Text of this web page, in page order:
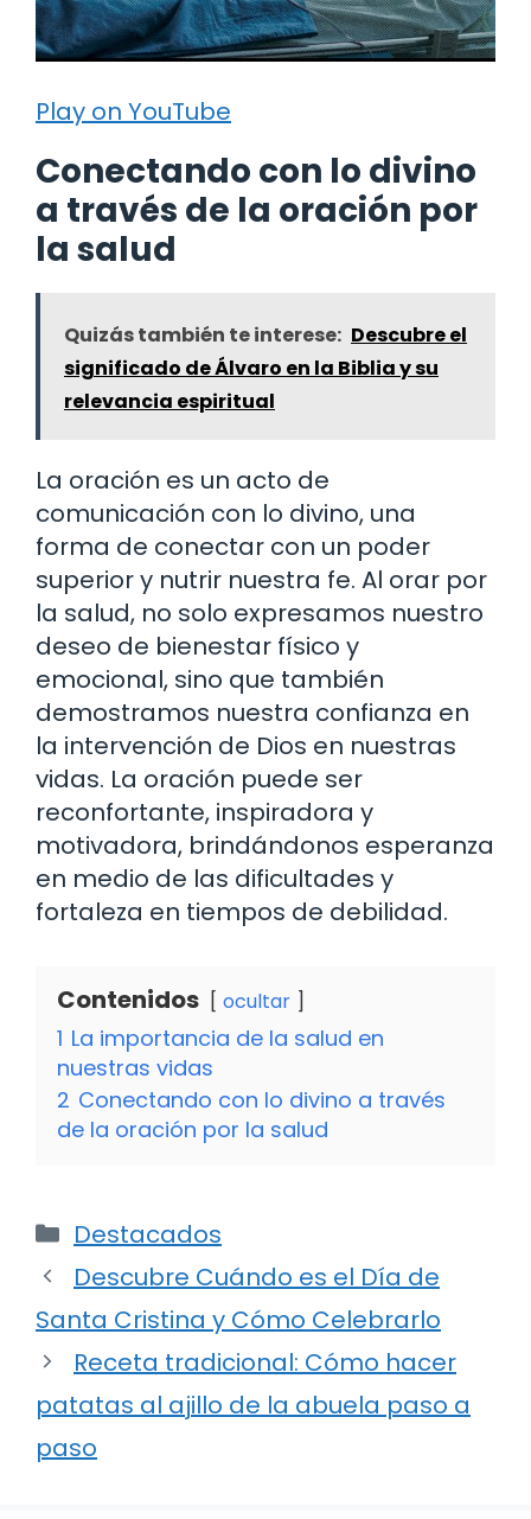
Play on YouTube
Conectando con lo divino
a través de la oración por
la salud
Quizás también te interese: Descubre el
significado de Álvaro en la Biblia y su
relevancia espiritual
La oración es un acto de
comunicación con lo divino, una
forma de conectar con un poder
superior y nutrir nuestra fe. Al orar por
la salud, no solo expresamos nuestro
deseo de bienestar físico y
emocional, sino que también
demostramos nuestra confianza en
la intervención de Dios en nuestras
vidas. La oración puede ser
reconfortante, inspiradora y
motivadora, brindándonos esperanza
en medio de las dificultades y
fortaleza en tiempos de debilidad.
Contenidos ocultar
1 La importancia de la salud en
nuestras vidas
2 Conectando con lo divino a través
de la oración por la salud
Categorías
Destacados
Descubre Cuándo es el Día de
Santa Cristina y Cómo Celebrarlo
Receta tradicional: Cómo hacer
patatas al ajillo de la abuela paso a
paso